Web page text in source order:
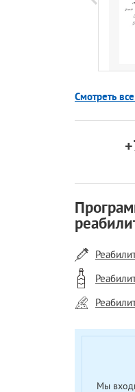
Смотреть
Мы